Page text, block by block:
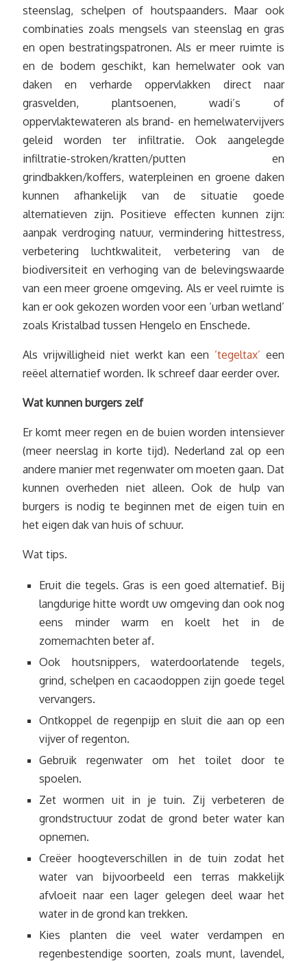
steenslag, schelpen of houtspaanders. Maar ook
combinaties zoals mengsels van steenslag en gras
en open bestratingspatronen. Als er meer ruimte is
en de bodem geschikt, kan hemelwater ook van
daken en verharde oppervlakken direct naar
grasvelden, plantsoenen, wadi’s of
oppervlaktewateren als brand- en hemelwatervijvers
geleid worden ter infiltratie. Ook aangelegde
infiltratie-stroken/kratten/putten en
grindbakken/koffers, waterpleinen en groene daken
kunnen afhankelijk van de situatie goede
alternatieven zijn. Positieve effecten kunnen zijn:
aanpak verdroging natuur, vermindering hittestress,
verbetering luchtkwaliteit, verbetering van de
biodiversiteit en verhoging van de belevingswaarde
van een meer groene omgeving. Als er veel ruimte is
kan er ook gekozen worden voor een ‘urban wetland’
zoals Kristalbad tussen Hengelo en Enschede.
Als vrijwilligheid niet werkt kan een ’tegeltax’ een
reëel alternatief worden. Ik schreef daar eerder over.
Wat kunnen burgers zelf
Er komt meer regen en de buien worden intensiever
(meer neerslag in korte tijd). Nederland zal op een
andere manier met regenwater om moeten gaan. Dat
kunnen overheden niet alleen. Ook de hulp van
burgers is nodig te beginnen met de eigen tuin en
het eigen dak van huis of schuur.
Wat tips.
Eruit die tegels. Gras is een goed alternatief. Bij
langdurige hitte wordt uw omgeving dan ook nog
eens minder warm en koelt het in de
zomernachten beter af.
Ook houtsnippers, waterdoorlatende tegels,
grind, schelpen en cacaodoppen zijn goede tegel
vervangers.
Ontkoppel de regenpijp en sluit die aan op een
vijver of regenton.
Gebruik regenwater om het toilet door te
spoelen.
Zet wormen uit in je tuin. Zij verbeteren de
grondstructuur zodat de grond beter water kan
opnemen.
Creëer hoogteverschillen in de tuin zodat het
water van bijvoorbeeld een terras makkelijk
afvloeit naar een lager gelegen deel waar het
water in de grond kan trekken.
Kies planten die veel water verdampen en
regenbestendige soorten, zoals munt, lavendel,